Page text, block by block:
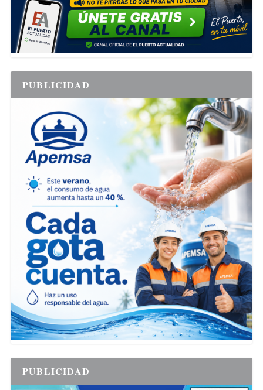
PUBLICIDAD
PUBLICIDAD